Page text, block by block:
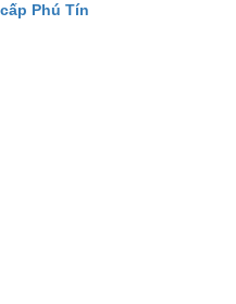
2 cấpMáy nén khí biến tần
Phú Tín